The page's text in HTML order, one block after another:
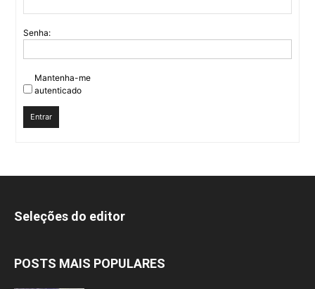
Senha:
Mantenha-me
autenticado
Entrar
Seleções do editor
POSTS MAIS POPULARES